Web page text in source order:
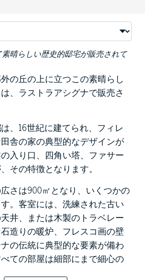
素晴らしい歴史的邸宅が販売されて
の丘の上に立つこの素晴らし
は、ラストラアシグナで販売さ
は、16世紀に建てられ、フィレ
舎の家の典型的なデザインが
入り口、四角い塔、ファサー
その特徴となります。
さは900㎡となり、いくつかの
。客室には、洗練された古い
井、または木製のトラベレー
造りの暖炉、フレスコ画の壁
の伝統に典型的な要素が備わ
ての部屋は細部にまで細心の
されています。